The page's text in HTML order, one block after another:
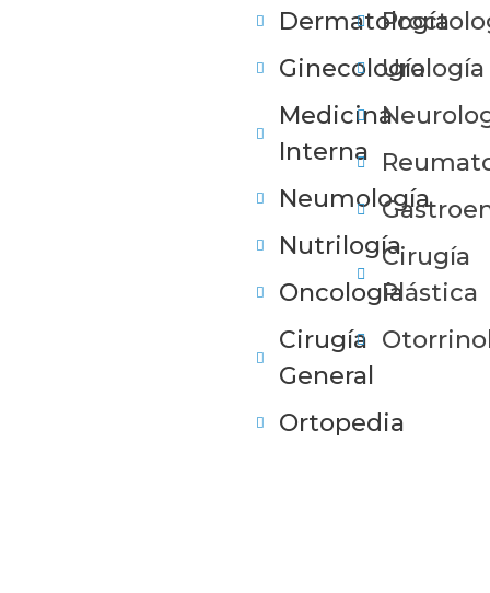
Dermatología
Ginecología
Medicina
Interna
Neumología
Nutrilogía
Oncología
Cirugía
General
Ortopedia
Urología
Cirugía
Plástica